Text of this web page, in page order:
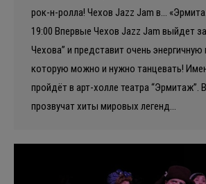
рок-н-ролла! Чехов Jazz Jam в…
19:00 Впервые Чехов Jazz Jam выйдет
Чехова” и представит очень
которую можно и нужно танцевать!
пройдёт в арт-холле театра “Эрмитаж”.
прозвучат хиты мировых легенд…